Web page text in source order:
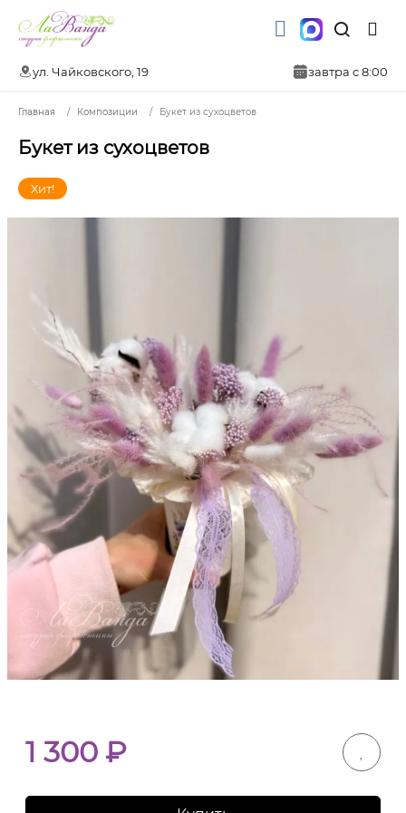
ул. Чайковского, 19 завтра с 8:00
Главная Композиции Букет из сухоцветов
Букет из сухоцветов
Хит!
1 300 ₽